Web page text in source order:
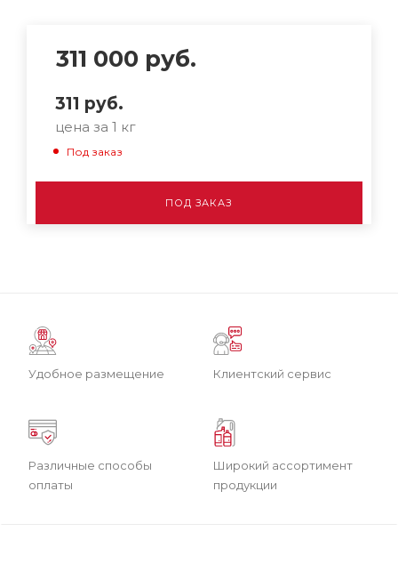
311 000 руб.
311 руб.
цена за 1 кг
Под заказ
ПОД ЗАКАЗ
Удобное размещение Клиентский сервис
Различные способы
оплаты
Широкий ассортимент
продукции